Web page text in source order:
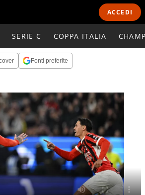
ACCEDI
SERIE C COPPA ITALIA
Fonti preferite